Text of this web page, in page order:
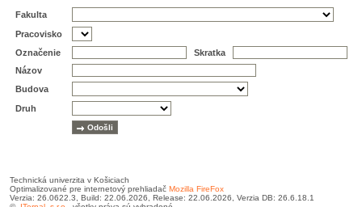
Fakulta
Pracovisko
Označenie
Skratka
Názov
Budova
Druh
Technická univerzita v Košiciach
Optimalizované pre internetový prehliadač Mozilla FireFox
Verzia: 26.0622.3, Build: 22.06.2026, Release: 22.06.2026, Verzia DB: 26.6.18.1